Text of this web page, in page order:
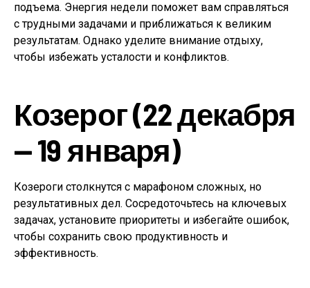
подъема. Энергия недели поможет вам справляться
с трудными задачами и приближаться к великим
результатам. Однако уделите внимание отдыху,
чтобы избежать усталости и конфликтов.
Козерог (22 декабря
— 19 января)
Козероги столкнутся с марафоном сложных, но
результативных дел. Сосредоточьтесь на ключевых
задачах, установите приоритеты и избегайте ошибок,
чтобы сохранить свою продуктивность и
эффективность.